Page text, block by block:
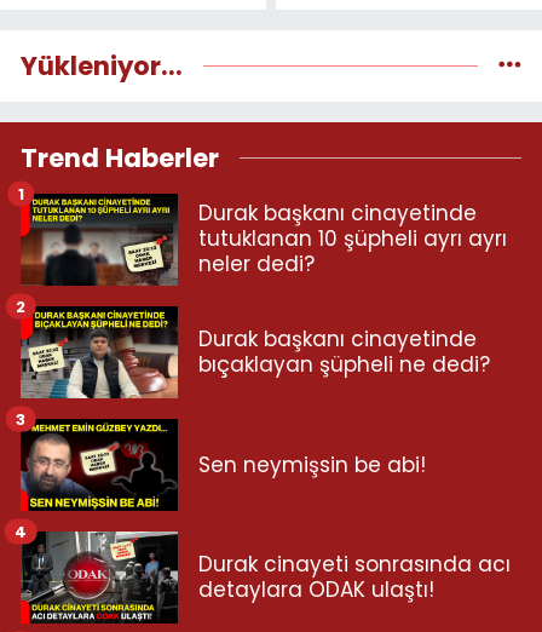
Yükleniyor...
Trend Haberler
Durak başkanı cinayetinde
tutuklanan 10 şüpheli ayrı ayrı
neler dedi?
1
Durak başkanı cinayetinde
bıçaklayan şüpheli ne dedi?
2
Sen neymişsin be abi!
3
Durak cinayeti sonrasında acı
detaylara ODAK ulaştı!
4